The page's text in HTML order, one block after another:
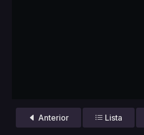
Anterior Lista